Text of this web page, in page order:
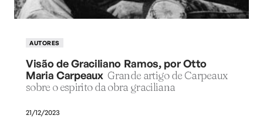
AUTORES
Visão de Graciliano Ramos, por Otto
Maria Carpeaux Grande artigo de Carpeaux
sobre o espirito da obra graciliana
21/12/2023